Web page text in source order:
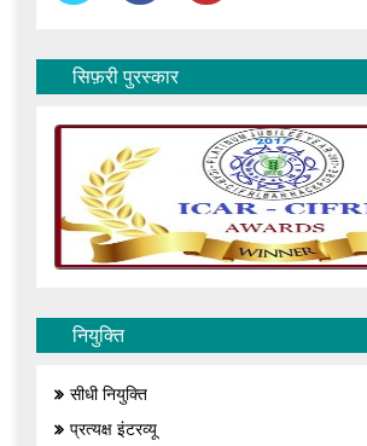
सिफ़री पुरस्कार
नियुक्ति
सीधी नियुक्ति
प्रत्यक्ष इंटरव्यू